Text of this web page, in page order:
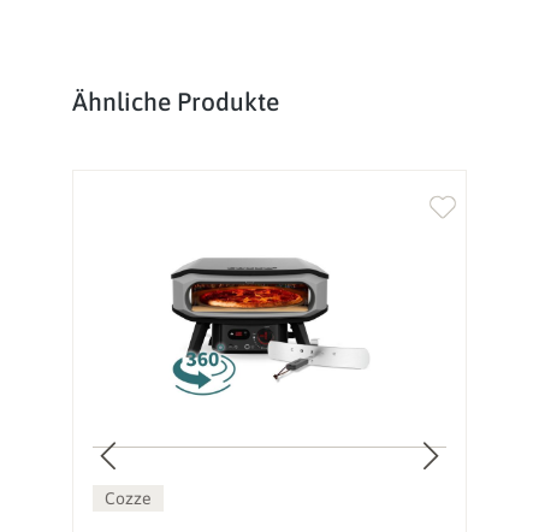
Produktgalerie überspringen
Ähnliche Produkte
Cozze